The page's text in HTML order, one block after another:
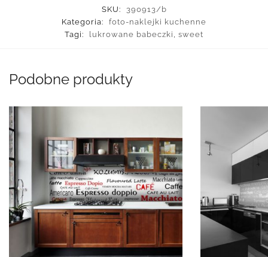
SKU:
390913/b
Kategoria:
foto-naklejki kuchenne
Tagi:
lukrowane babeczki , sweet
Podobne produkty